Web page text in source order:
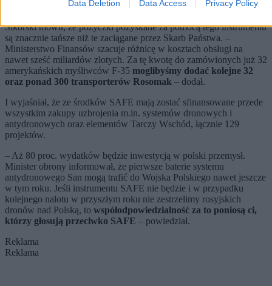
Data Deletion Data Access Privacy Policy
na zbrojenia: obronę powietrzną, amunicję i Tarczę Wschód.
Sikorski mówił, że pożyczki pozyskane za pomocą tego instrumentu
są znacznie tańsze niż te zaciągane przez Skarb Państwa. –
Ministerstwo Finansów szacuje różnicę w kosztach obsługi na
nawet sześć miliardów złotych. Za tę kwotę do zamówionych już 32
amerykańskich myśliwców F-35 moglibyśmy dodać kolejne 32
oraz ponad 300 transporterów Rosomak – dodał.
I wyjaśniał, że ze środków SAFE mają zostać sfinansowane przede
wszystkim zakupy uzbrojenia m.in. systemów dronowych i
antydronowych oraz elementów Tarczy Wschód, łącznie 129
projektów.
– Aż 80 proc. wydatków będzie inwestycją w polski przemysł.
Minister obrony informował, że pierwsze baterie systemu
antydronowego San mogą trafić do Wojska Polskiego nawet jeszcze
w tym roku. Jeśli instrumentu SAFE nie będzie i w przypadku
kolejnego nalotu w przyszłym roku nie zestrzelimy rosyjskich
dronów nad Polską, to współodpowiedzialność za to poniosą ci,
którzy głosują przeciwko SAFE – powiedział.
Reklama
Reklama